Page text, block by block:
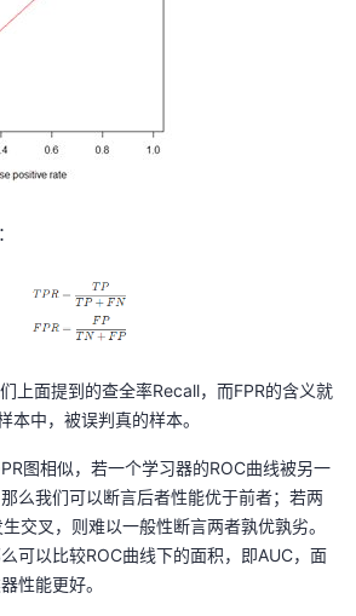
上面提到的查全率Recall，而FPR的含义就
本中，被误判真的样本。
图相似，若一个学习器的ROC曲线被另一
么我们可以断言后者性能优于前者；若两
交叉，则难以一般性断言两者孰优孰劣。
可以比较ROC曲线下的面积，即AUC，面
性能更好。